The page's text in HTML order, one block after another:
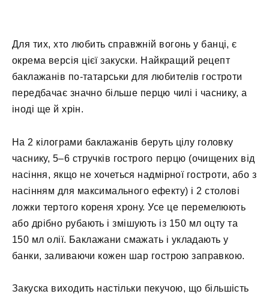
Для тих, хто любить справжній вогонь у банці, є
окрема версія цієї закуски. Найкращий рецепт
баклажанів по-татарськи для любителів гостроти
передбачає значно більше перцю чилі і часнику, а
іноді ще й хрін.
На 2 кілограми баклажанів беруть цілу головку
часнику, 5–6 стручків гострого перцю (очищених від
насіння, якщо не хочеться надмірної гостроти, або з
насінням для максимального ефекту) і 2 столові
ложки тертого кореня хрону. Усе це перемелюють
або дрібно рубають і змішують із 150 мл оцту та
150 мл олії. Баклажани смажать і укладають у
банки, заливаючи кожен шар гострою заправкою.
Закуска виходить настільки пекучою, що більшість